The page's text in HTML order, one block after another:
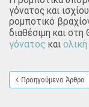
γόνατος και
ρομποτικό
διαθέσιμη και στη
γόνατος και
Προηγούμενο Άρθρο